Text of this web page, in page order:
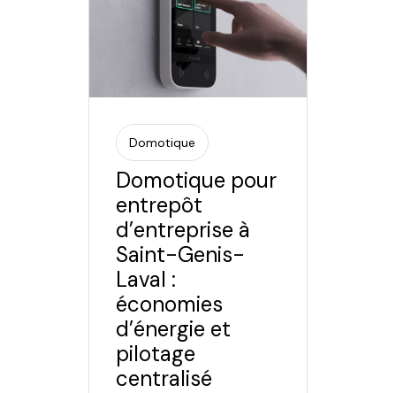
Domotique
Domotique pour
entrepôt
d’entreprise à
Saint-Genis-
Laval :
économies
d’énergie et
pilotage
centralisé